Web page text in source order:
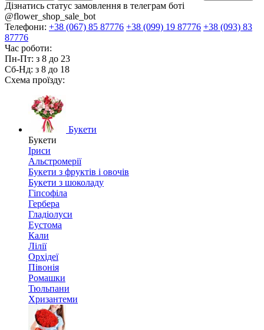
Дізнатись статус замовлення в телеграм боті
@flower_shop_sale_bot
Телефони: +38 (067) 85 87776 +38 (099) 19 87776 +38 (093) 83
87776
Час роботи:
Пн-Пт: з 8 до 23
Сб-Нд: з 8 до 18
Схема проїзду:
Букети
Букети
Іриси
Альстромерії
Букети з фруктів і овочів
Букети з шоколаду
Гіпсофіла
Гербера
Гладіолуси
Еустома
Кали
Лілії
Орхідеї
Півонія
Ромашки
Тюльпани
Хризантеми